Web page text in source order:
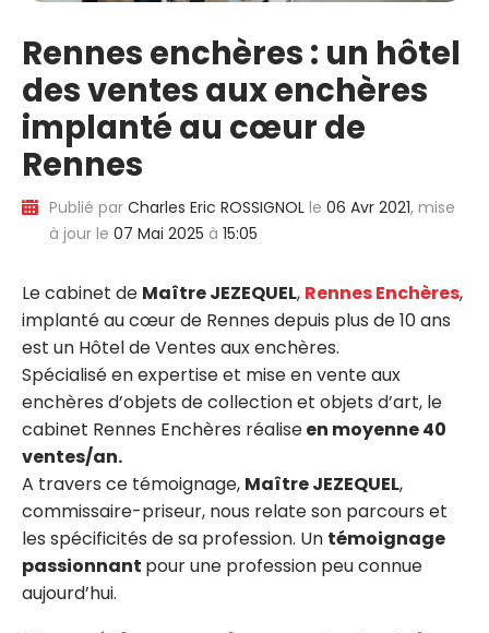
Rennes enchères : un hôtel
des ventes aux enchères
implanté au cœur de
Rennes
Publié par Charles Eric ROSSIGNOL le 06 Avr 2021, mise
à jour le 07 Mai 2025 à 15:05
Le cabinet de Maître JEZEQUEL, Rennes Enchères,
implanté au cœur de Rennes depuis plus de 10 ans
est un Hôtel de Ventes aux enchères.
Spécialisé en expertise et mise en vente aux
enchères d’objets de collection et objets d’art, le
cabinet Rennes Enchères réaliseen moyenne 40
ventes/an.
A travers ce témoignage, Maître JEZEQUEL,
commissaire-priseur, nous relate son parcours et
les spécificités de sa profession. Un témoignage
passionnant pour une profession peu connue
aujourd’hui.